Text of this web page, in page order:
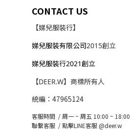
CONTACT US
【娣兒服裝行】
娣兒服裝有限公司2015創立
娣兒服裝行2021創立
【DEER.W】商標所有人
統編：47965124
客服時間 / 周一 ~ 周五 10:00 ~ 18:00
聯繫客服 /點擊LINE客服 @deer.w